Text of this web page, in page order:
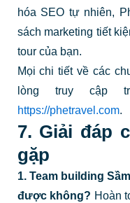
hóa SEO tự nhiên,
sách marketing tiết
tour của bạn.
Mọi chi tiết về các
lòng truy cập
https://phetravel.com.
7. Giải đáp
gặp
1. Team building
được không? Hoàn